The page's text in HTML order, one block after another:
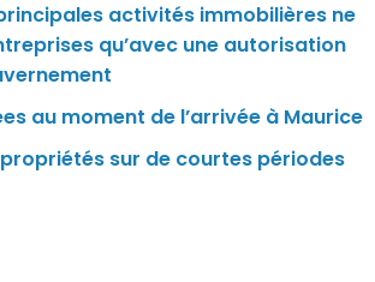
activités immobilières ne
qu’avec une autorisation
au moment de l’arrivée à Maurice
sur de courtes périodes